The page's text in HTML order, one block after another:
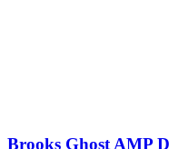
Brooks Ghost AMP